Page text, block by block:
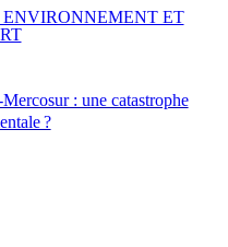
: une catastrophe
?
ENVIRONNEMENT ET